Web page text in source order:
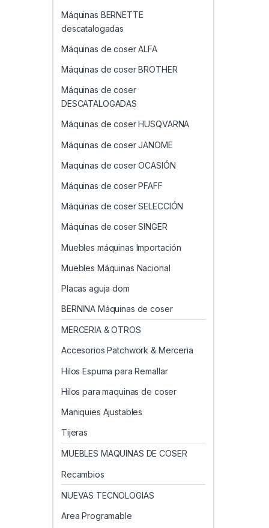
Máquinas BERNETTE
descatalogadas
Máquinas de coser ALFA
Máquinas de coser BROTHER
Máquinas de coser
DESCATALOGADAS
Máquinas de coser HUSQVARNA
Máquinas de coser JANOME
Maquinas de coser OCASIÓN
Máquinas de coser PFAFF
Máquinas de coser SELECCIÓN
Máquinas de coser SINGER
Muebles máquinas Importación
Muebles Máquinas Nacional
Placas aguja dom
BERNINA Máquinas de coser
MERCERIA & OTROS
Accesorios Patchwork & Merceria
Hilos Espuma para Remallar
Hilos para maquinas de coser
Maniquies Ajustables
Tijeras
MUEBLES MAQUINAS DE COSER
Recambios
NUEVAS TECNOLOGIAS
Area Programable